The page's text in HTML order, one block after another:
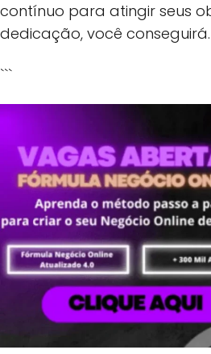
contínuo para atingir seus
dedicação, você conseguirá.
```